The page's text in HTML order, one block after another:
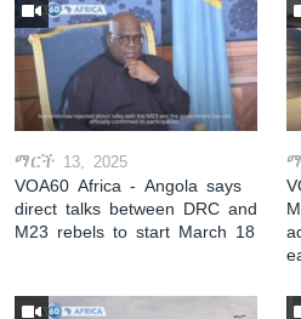
ማርች 13, 2025
VOA60 Africa - Angola says
direct talks between DRC and
M23 rebels to start March 18